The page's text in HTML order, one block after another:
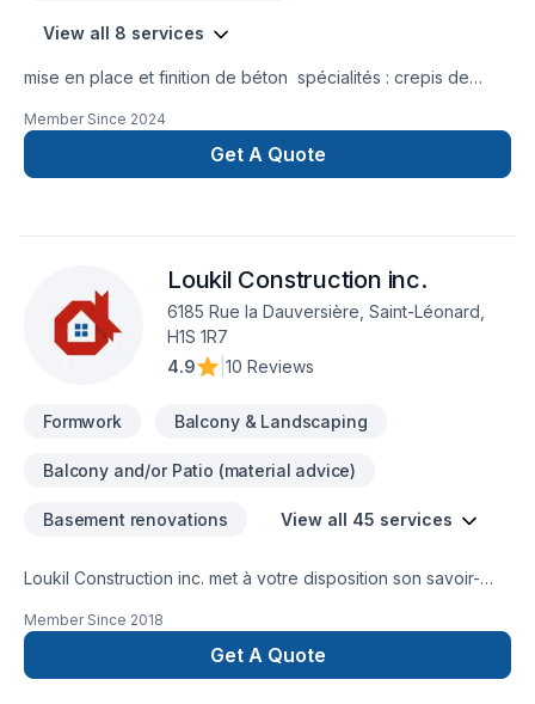
View all 8 services
mise en place et finition de béton spécialités : crepis de
monolitique (dalle de garage , spa , cabanon , trottoir)
excavation , coffrage , feraille , mise en place , finition de
béton et décoffrage de A a Z
Member Since 2024
Get A Quote
Loukil Construction inc.
6185 Rue la Dauversière, Saint-Léonard,
H1S 1R7
4.9
10 Reviews
Formwork Balcony & Landscaping
Balcony and/or Patio (material advice)
Basement renovations View all 45 services
Loukil Construction inc. met à votre disposition son savoir-
Coffrage, Commercial, Démolition, Drain français, Excavation,
Excavation intérieur, Fissures, Fondation, Fondations,
Gouttières, Gypse, Ingénieur, Margelle, Patio, Plancher, Puit
Member Since 2018
Get A Quote